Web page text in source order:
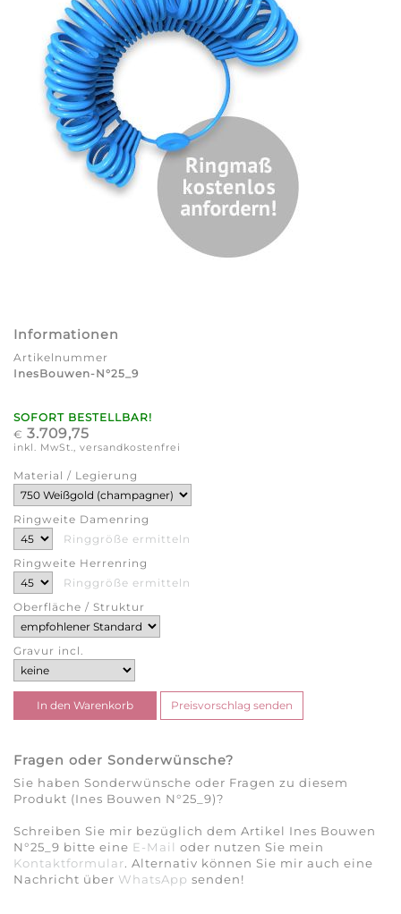
Informationen
Artikelnummer
InesBouwen-N°25_9
SOFORT BESTELLBAR!
€ 3.709,75
inkl. MwSt., versandkostenfrei
Material / Legierung
Ringweite Damenring
Ringgröße ermitteln
Ringweite Herrenring
Ringgröße ermitteln
Oberfläche / Struktur
Gravur incl.
Fragen oder Sonderwünsche?
Sie haben Sonderwünsche oder Fragen zu diesem
Produkt (Ines Bouwen N°25_9)?
Schreiben Sie mir bezüglich dem Artikel Ines Bouwen
N°25_9 bitte eine E-Mail oder nutzen Sie mein
Kontaktformular. Alternativ können Sie mir auch eine
Nachricht über WhatsApp senden!